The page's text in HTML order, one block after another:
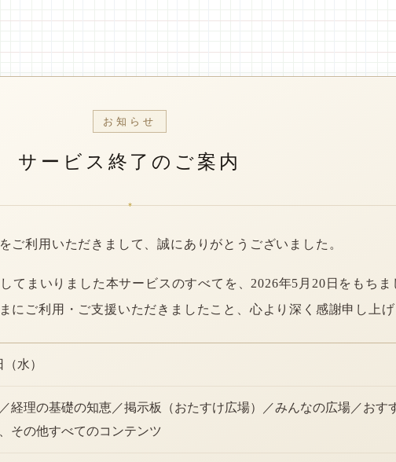
お知らせ
サービス終了のご案内
*
ご利用いただきまして、誠にありがとうございました。
てまいりました本サービスのすべてを、2026年5月20日をもちま
にご利用・ご支援いただきましたこと、心より深く感謝申し上げ
水）
経理の基礎の知恵／掲示板（おたすけ広場）／みんなの広場／おす
その他すべてのコンテンツ